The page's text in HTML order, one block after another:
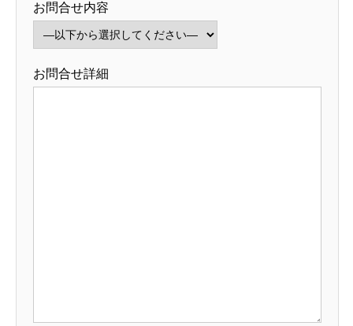
お問合せ内容
お問合せ詳細